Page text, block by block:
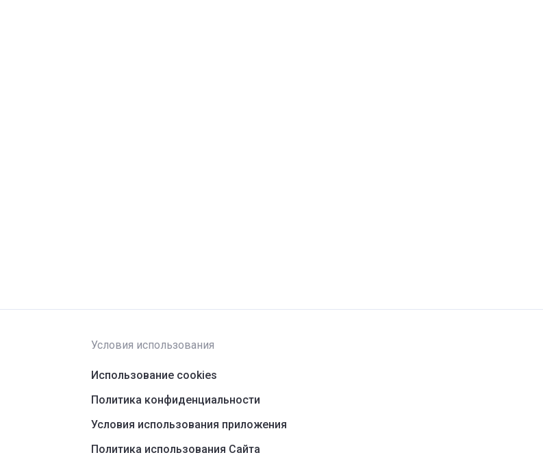
Условия использования
Использование cookies
Политика конфиденциальности
Условия использования приложения
Политика использования Сайта